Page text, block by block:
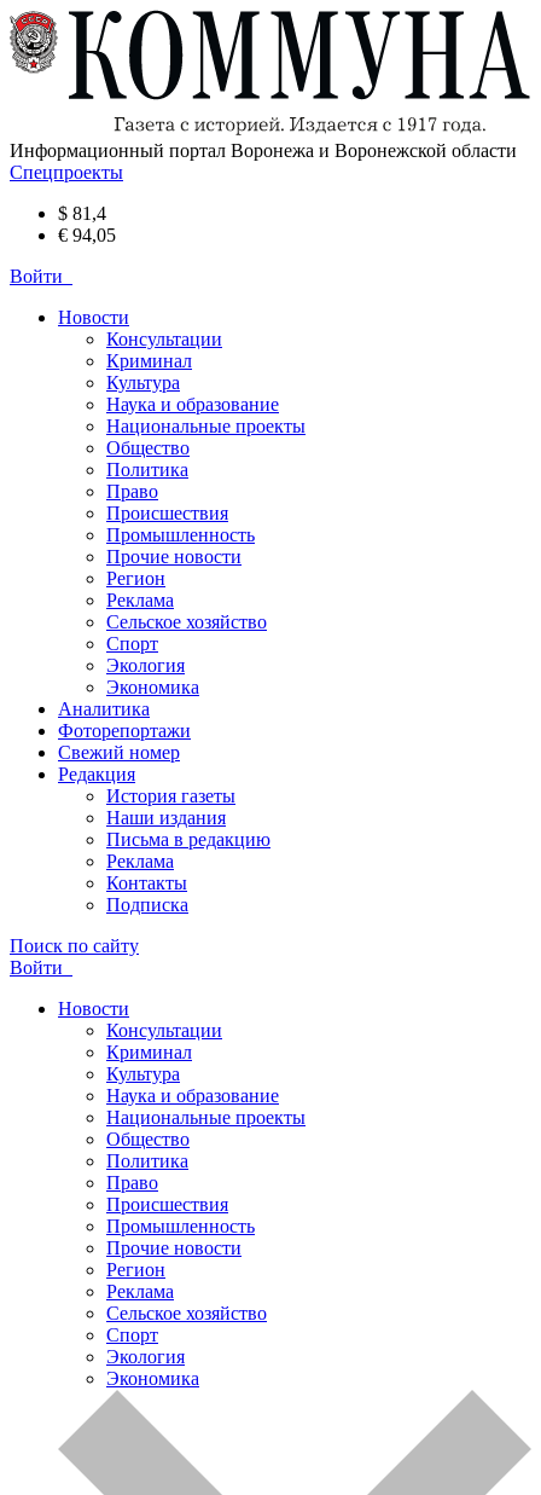
Информационный портал Воронежа и Воронежской области
Спецпроекты
$ 81,4
€ 94,05
Войти
Новости
Консультации
Криминал
Культура
Наука и образование
Национальные проекты
Общество
Политика
Право
Происшествия
Промышленность
Прочие новости
Регион
Реклама
Сельское хозяйство
Спорт
Экология
Экономика
Аналитика
Фоторепортажи
Свежий номер
Редакция
История газеты
Наши издания
Письма в редакцию
Реклама
Контакты
Подписка
Поиск по сайту
Войти
Новости
Консультации
Криминал
Культура
Наука и образование
Национальные проекты
Общество
Политика
Право
Происшествия
Промышленность
Прочие новости
Регион
Реклама
Сельское хозяйство
Спорт
Экология
Экономика